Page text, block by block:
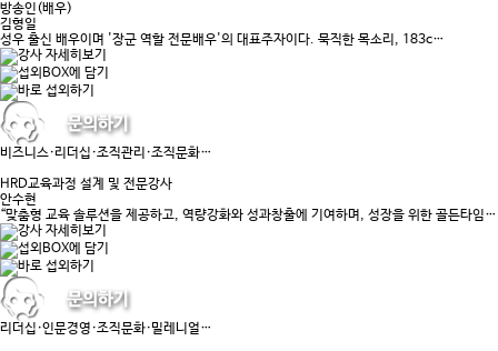
방송인(배우)
김형일
성우 출신 배우이며 '장군 역할 전문배우'의 대표주자이다. 묵직한 목소리, 183c…
비즈니스·리더십·조직관리·조직문화…
HRD교육과정 설계 및 전문강사
안수현
“맞춤형 교육 솔루션을 제공하고, 역량강화와 성과창출에 기여하며, 성장을 위한 골든타임…
리더십·인문경영·조직문화·밀레니얼…